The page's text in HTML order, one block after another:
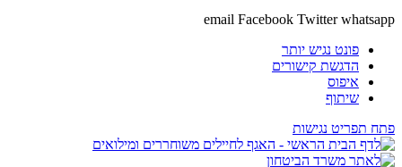
email Facebook Twitter whatsapp
פונט נגיש יותר
הדגשת קישורים
איפוס
שיתוף
פתח תפריט נגישות